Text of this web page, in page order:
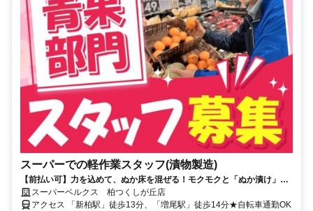
スーパーでの軽作業スタッフ(漬物製造)
【前払い可】力を込めて、ぬか床を混ぜる！モクモクと「ぬか漬け」を
作る仕事◎＜週2日＆3h～OK＞
スーパーベルクス 柏つくしが丘店
アクセス 「新柏駅」徒歩13分、「増尾駅」徒歩14分★自転車通勤OK